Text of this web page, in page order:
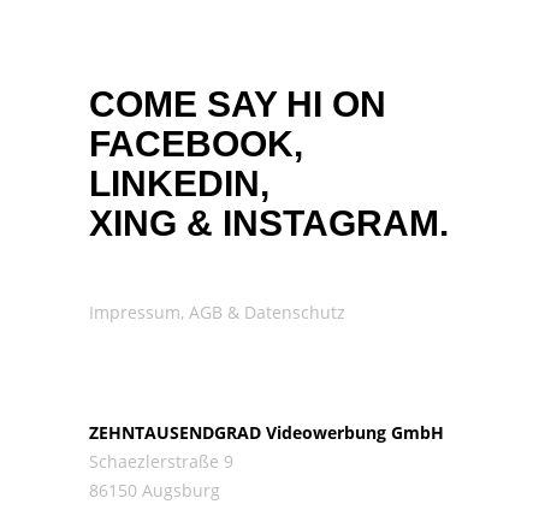
COME SAY HI ON
FACEBOOK,
LINKEDIN,
XING & INSTAGRAM.
Impressum, AGB & Datenschutz
ZEHNTAUSENDGRAD Videowerbung GmbH
Schaezlerstraße 9
86150 Augsburg